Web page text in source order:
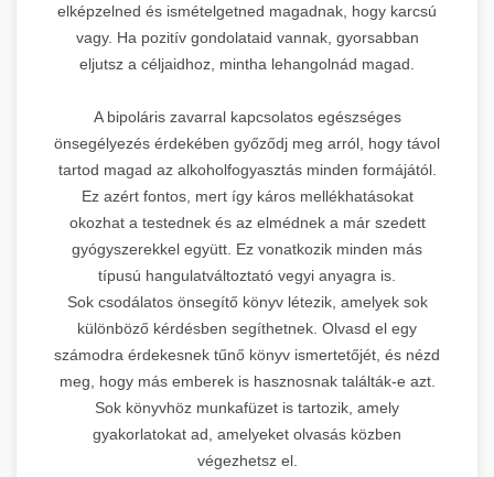
elképzelned és ismételgetned magadnak, hogy karcsú
vagy. Ha pozitív gondolataid vannak, gyorsabban
eljutsz a céljaidhoz, mintha lehangolnád magad.
A bipoláris zavarral kapcsolatos egészséges
önsegélyezés érdekében győződj meg arról, hogy távol
tartod magad az alkoholfogyasztás minden formájától.
Ez azért fontos, mert így káros mellékhatásokat
okozhat a testednek és az elmédnek a már szedett
gyógyszerekkel együtt. Ez vonatkozik minden más
típusú hangulatváltoztató vegyi anyagra is.
Sok csodálatos önsegítő könyv létezik, amelyek sok
különböző kérdésben segíthetnek. Olvasd el egy
számodra érdekesnek tűnő könyv ismertetőjét, és nézd
meg, hogy más emberek is hasznosnak találták-e azt.
Sok könyvhöz munkafüzet is tartozik, amely
gyakorlatokat ad, amelyeket olvasás közben
végezhetsz el.